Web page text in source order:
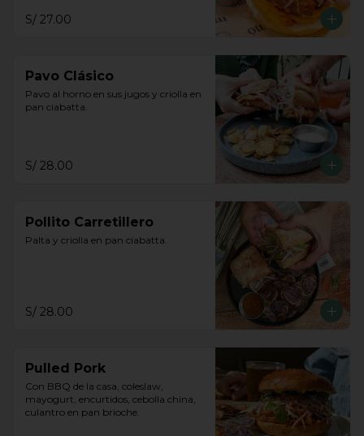
S/ 27.00
Pavo Clásico
Pavo al horno en sus jugos y criolla en
pan ciabatta.
S/ 28.00
Pollito Carretillero
Palta y criolla en pan ciabatta.
S/ 28.00
Pulled Pork
Con BBQ de la casa, coleslaw,
mayogurt, encurtidos, cebolla china,
culantro en pan brioche.